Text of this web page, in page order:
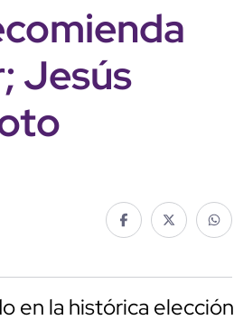
Jesús
en la histórica elección